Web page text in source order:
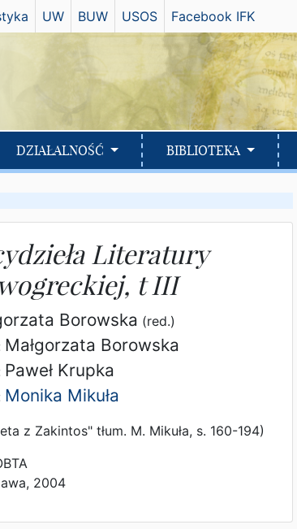
UW BUW USOS Facebook IFKHasło do
DZIAŁALNOŚĆ BIBLIOTEKA
Literatury
t III
Borowska (red.)
Małgorzata Borowska
Paweł Krupka
Monika Mikuła
z Zakintos" tłum. M. Mikuła, s. 160-194)
2004